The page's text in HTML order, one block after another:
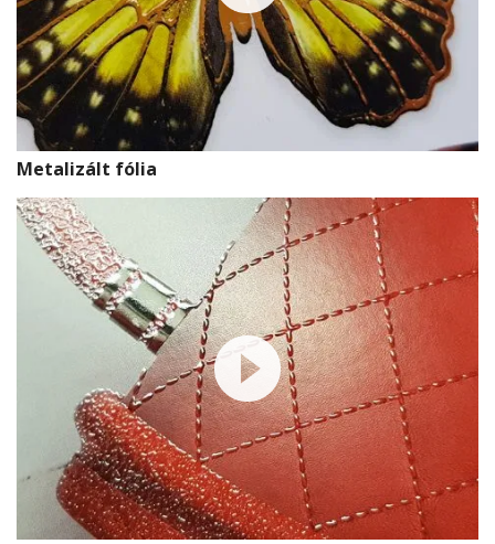
Az doboz élein íves hajlítások alkalmazásával nagyon különleges
látványt érhetünk el.
Metalizált fólia